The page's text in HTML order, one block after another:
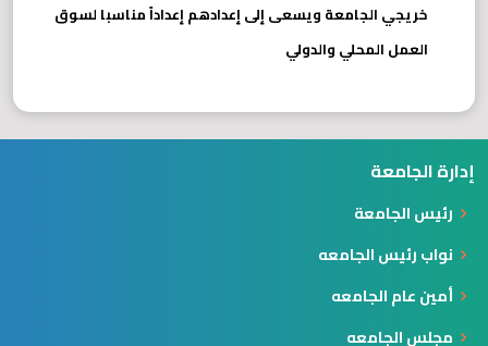
خريجي الجامعة ويسعى إلى إعدادهم إعداداً مناسبا لسوق
العمل المحلي والدولي
إدارة الجامعة
رئيس الجامعة
نواب رئيس الجامعه
أمين عام الجامعه
مجلس الجامعه